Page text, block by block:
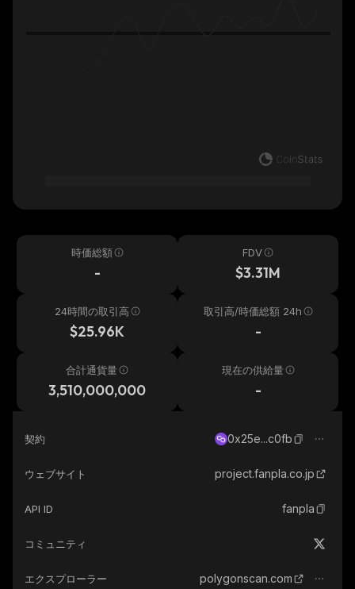
時価総額
-
FDV
$3.31M
24時間の取引高
$25.96K
取引高/時価総額 24h
-
合計通貨量
3,510,000,000
現在の供給量
-
契約 0x25e...c0fb
ウェブサイト project.fanpla.co.jp
API ID fanpla
コミュニティ
エクスプローラー polygonscan.com